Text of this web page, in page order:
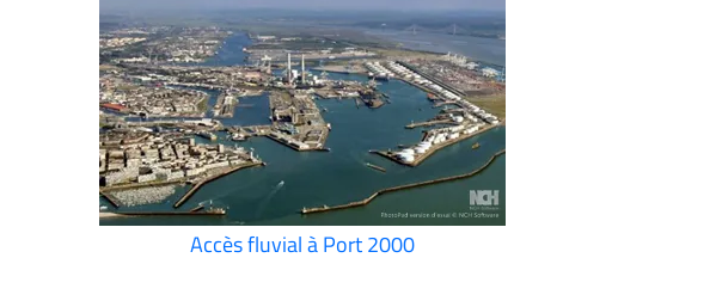
Accès fluvial à Port 2000